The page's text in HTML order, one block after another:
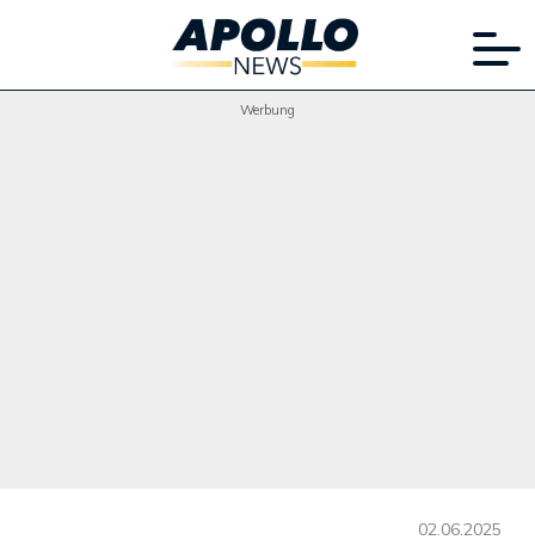
Werbung
02.06.2025